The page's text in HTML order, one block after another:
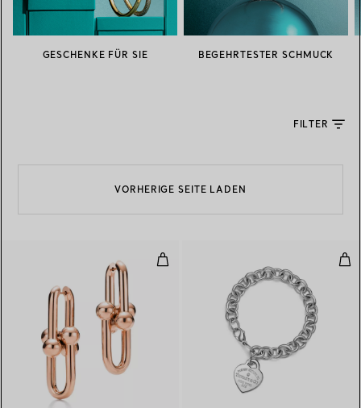
GESCHENKE FÜR SIE BEGEHRTESTER SCHMUCK
FILTER
VORHERIGE SEITE LADEN
Gliederohrringe, übergroße
2 Materialien